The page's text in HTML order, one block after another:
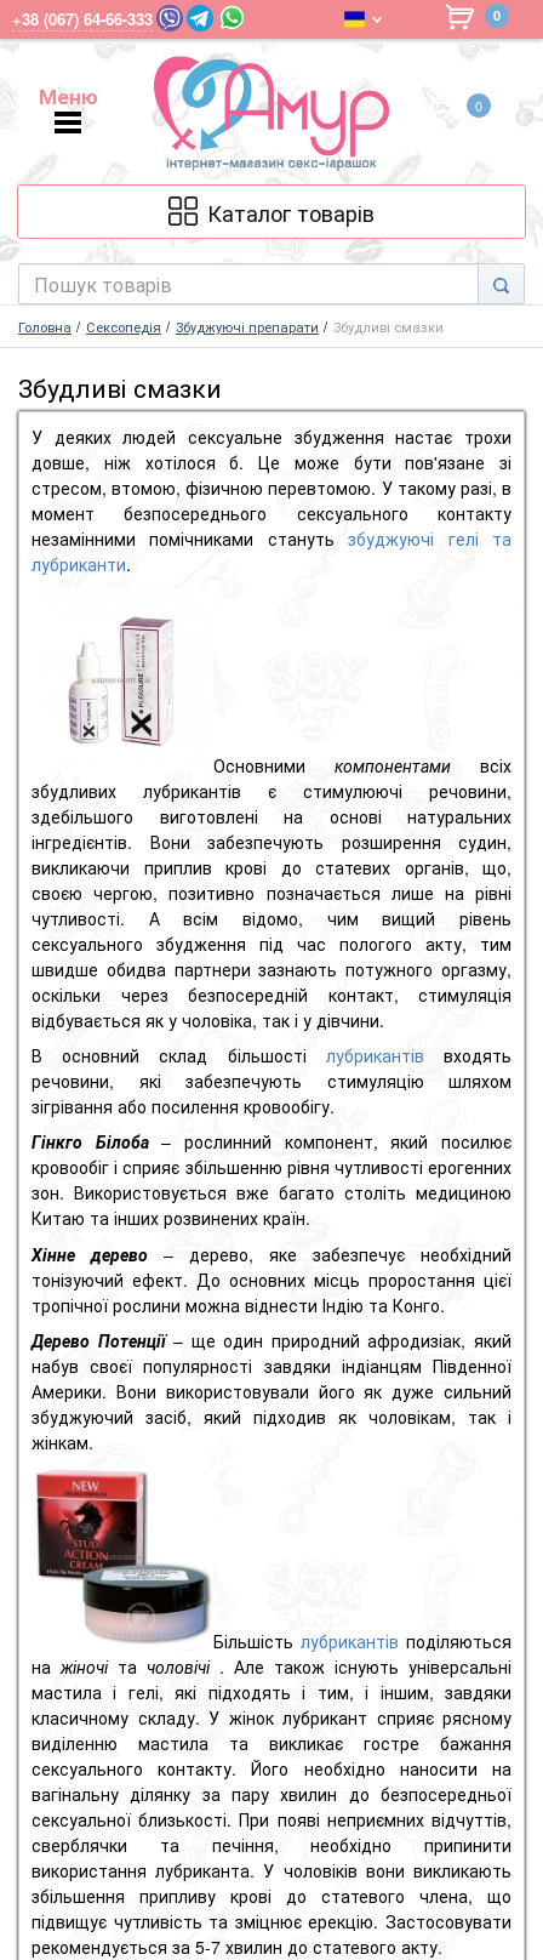
+38 (067) 64-66-333 0
Меню
Меню
0
Каталог товарів
Головна Сексопедія Збуджуючі препарати Збудливі смазки
Збудливі смазки
У деяких людей сексуальне збудження настає трохи
довше, ніж хотілося б.
Це може бути пов'язане зі
стресом, втомою, фізичною перевтомою. У такому разі, в
момент безпосереднього сексуального контакту
незамінними помічниками стануть
збуджуючі гелі та
лубриканти.
Основними компонентами
всіх
збудливих лубрикантів є стимулюючі речовини,
здебільшого виготовлені на основі натуральних
інгредієнтів.
Вони забезпечують розширення судин,
викликаючи приплив крові до статевих органів, що,
своєю чергою, позитивно позначається лише на рівні
чутливості.
А всім відомо, чим вищий рівень
сексуального збудження під час пологого акту, тим
швидше обидва партнери зазнають потужного оргазму,
оскільки через безпосередній контакт, стимуляція
відбувається як у чоловіка, так і у дівчини.
В основний склад більшості
лубрикантів
входять
речовини, які забезпечують стимуляцію шляхом
зігрівання або посилення кровообігу.
Гінкго Білоба – рослинний компонент, який посилює
кровообіг і сприяє збільшенню рівня чутливості ерогенних
зон. Використовується вже багато століть медициною
Китаю та інших розвинених країн.
Хінне дерево
– дерево, яке забезпечує необхідний
тонізуючий ефект. До основних місць проростання цієї
тропічної рослини можна віднести Індію та Конго.
Дерево Потенції – ще один природний афродизіак, який
набув своєї популярності завдяки індіанцям Південної
Америки. Вони використовували його як дуже сильний
збуджуючий засіб, який підходив як чоловікам, так і
жінкам.
Більшість лубрикантів поділяються
на жіночі та чоловічі . Але також існують універсальні
мастила і гелі, які підходять і тим, і іншим, завдяки
класичному складу. У жінок лубрикант сприяє рясному
виділенню мастила та викликає гостре бажання
сексуального контакту.
Його необхідно наносити на
вагінальну ділянку за пару хвилин до безпосередньої
сексуальної близькості. При появі неприємних відчуттів,
сверблячки та печіння, необхідно припинити
використання лубриканта. У чоловіків вони викликають
збільшення припливу крові до статевого члена, що
підвищує чутливість та зміцнює ерекцію. Застосовувати
рекомендується за 5-7 хвилин до статевого акту.